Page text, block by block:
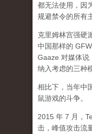
都无法使用，因
规避禁令的所有
克里姆林宫强硬
中国那样的
Gaaze 对媒体说
纳入考虑的三种
相比下，当年中
鼠游戏的斗争。
2015 年 7 月，
击，峰值攻击流